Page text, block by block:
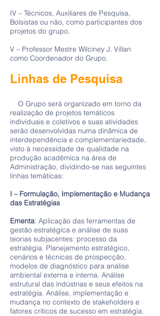
IV – Técnicos, Auxiliares de Pesquisa,
Bolsistas ou não, como participantes dos
projetos do grupo.
V – Professor Mestre Wilciney J. Villan
como Coordenador do Grupo.
Linhas de Pesquisa
O Grupo será organizado em torno da
realização de projetos temáticos
individuais e coletivos e suas atividades
serão desenvolvidas numa dinâmica de
interdependência e complementariedade,
visto à necessidade de qualidade na
produção acadêmica na área de
Administração, dividindo-se nas seguintes
linhas temáticas:
I – Formulação, Implementação e Mudança
das Estratégias
Ementa: Aplicação das ferramentas de
gestão estratégica e análise de suas
teorias subjacentes: processo da
estratégia. Planejamento estratégico,
cenários e técnicas de prospecção,
modelos de diagnóstico para análise
ambiental externa e interna. Análise
estrutural das indústrias e seus efeitos na
estratégia. Análise, implementação e
mudança no contexto de stakeholders e
fatores críticos de sucesso em estratégia.